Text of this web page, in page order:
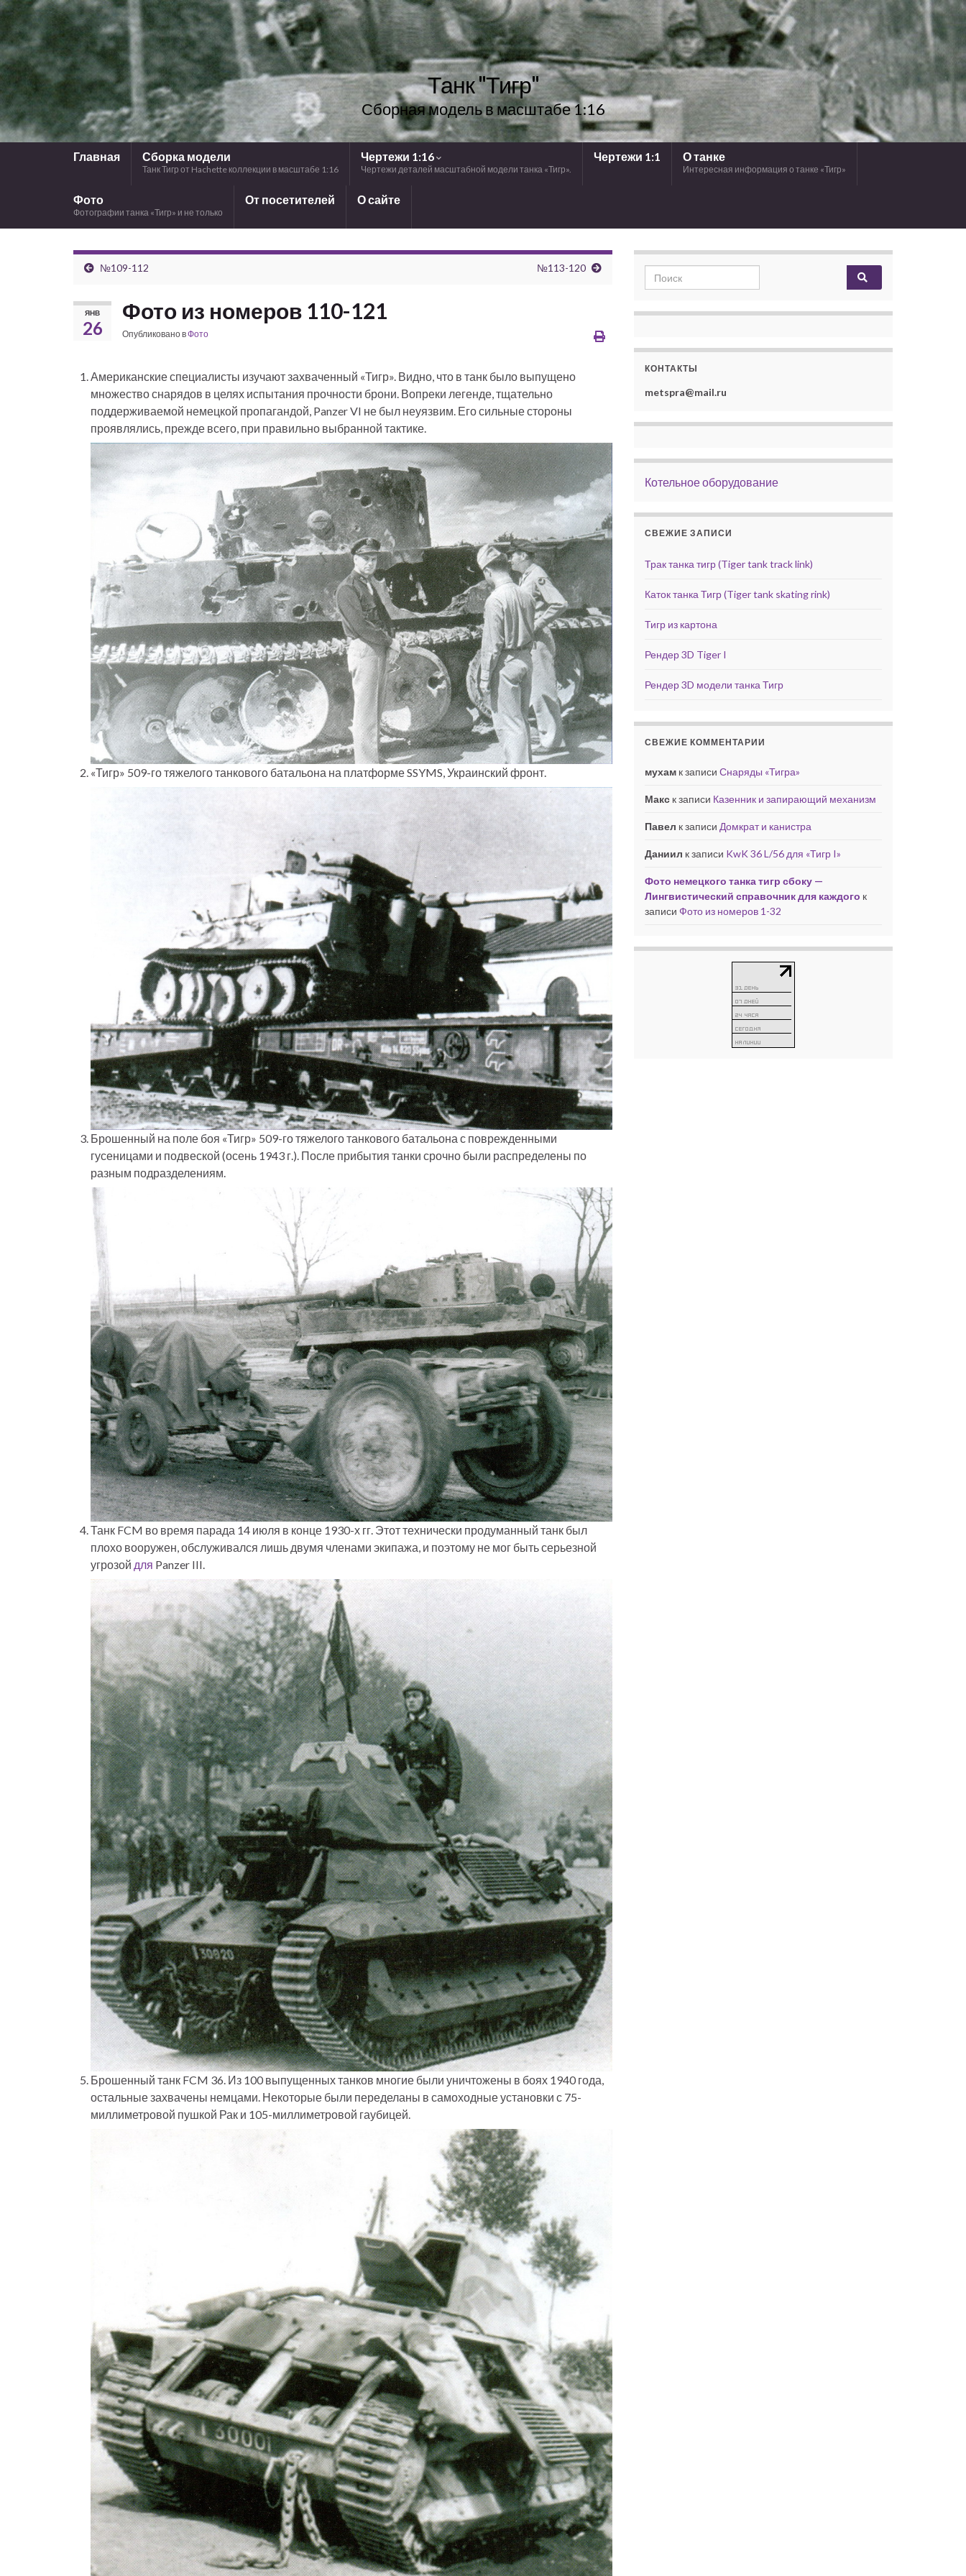
Танк "Тигр"
Сборная модель в масштабе 1:16
Главная Сборка модели
Танк Тигр от Hachette коллекции в масштабе 1:16
Чертежи 1:16
Чертежи деталей масштабной модели танка «Тигр».
Чертежи 1:1 О танке
Интересная информация о танке «Тигр»
Фото
Фотографии танка «Тигр» и не только
От посетителей О сайте
№109-112 №113-120
ЯНВ
26
Фото из номеров 110-121
Опубликовано вФото
Американские специалисты изучают захваченный «Тигр». Видно, что в танк было выпущено
множество снарядов в целях испытания прочности брони. Вопреки легенде, тщательно
поддерживаемой немецкой пропагандой, Panzer VI не был неуязвим. Его сильные стороны
проявлялись, прежде всего, при правильно выбранной тактике.
«Тигр» 509-го тяжелого танкового батальона на платформе SSYMS, Украинский фронт.
Брошенный на поле боя «Тигр» 509-го тяжелого танкового батальона с поврежденными
гусеницами и подвеской (осень 1943 г.). После прибытия танки срочно были распределены по
разным подразделениям.
Танк FCM во время парада 14 июля в конце 1930-х гг. Этот технически продуманный танк был
плохо вооружен, обслуживался лишь двумя членами экипажа, и поэтому не мог быть серьезной
угрозой для Panzer III.
Брошенный танк FCM 36. Из 100 выпущенных танков многие были уничтожены в боях 1940 года,
остальные захвачены немцами. Некоторые были переделаны в самоходные установки с 75-
миллиметровой пушкой Рак и 105-миллиметровой гаубицей.
Search for:
КОНТАКТЫ
metspra@mail.ru
Котельное оборудование
СВЕЖИЕ ЗАПИСИ
Трак танка тигр (Tiger tank track link)
Каток танка Тигр (Tiger tank skating rink)
Тигр из картона
Рендер 3D Tiger I
Рендер 3D модели танка Тигр
СВЕЖИЕ КОММЕНТАРИИ
мухам к записи Снаряды «Тигра»
Макс к записи Казенник и запирающий механизм
Павел к записи Домкрат и канистра
Даниил к записи KwK 36 L/56 для «Тигр I»
Фото немецкого танка тигр сбоку —
Лингвистический справочник для каждого к
записи Фото из номеров 1-32